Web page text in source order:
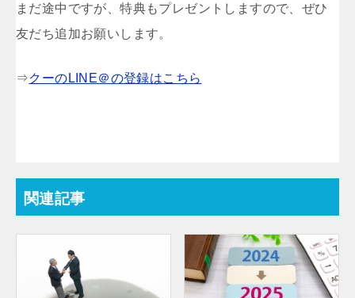
まだ途中ですが、特典もプレゼントしますので、ぜひ
友だち追加お願いします。
⇒クーのLINE＠の登録はこちら
関連記事